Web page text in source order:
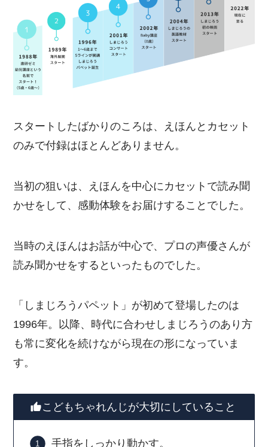
スタートしたばかりのころは、えほんとカセット
のみで付録はほとんどありません。
当初の狙いは、えほんを中心にカセットで読み聞
かせをして、感動体験をお届けすることでした。
当時のえほんはお話が中心で、プロの声優さんが
読み聞かせをするといったものでした。
「しまじろうパペット」が初めて登場したのは
1996年。以降、時代に合わせしまじろうのあり方
も常に変化を続けながら現在の形になっていま
す。
こどもちゃれんじが大切にしていること
手指をしっかり動かす。